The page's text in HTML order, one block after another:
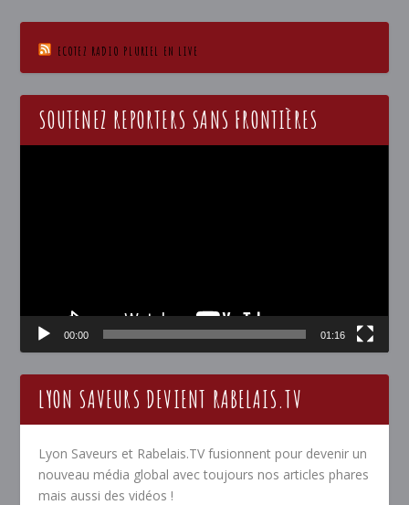
ECOTEZ RADIO PLURIEL EN LIVE
SOUTENEZ REPORTERS SANS FRONTIÈRES
00:00 01:16
LYON SAVEURS DEVIENT RABELAIS.TV
Lyon Saveurs et Rabelais.TV fusionnent pour devenir un
nouveau média global avec toujours nos articles phares
mais aussi des vidéos !